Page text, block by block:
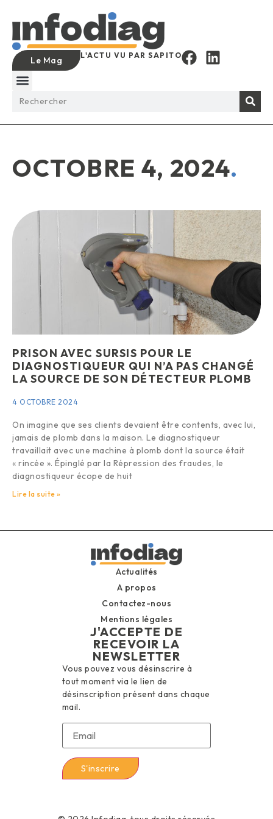
Le Mag L'ACTU VU PAR SAPITO
OCTOBRE 4, 2024.
PRISON AVEC SURSIS POUR LE
DIAGNOSTIQUEUR QUI N’A PAS CHANGÉ
LA SOURCE DE SON DÉTECTEUR PLOMB
4 OCTOBRE 2024
On imagine que ses clients devaient être contents, avec lui,
jamais de plomb dans la maison. Le diagnostiqueur
travaillait avec une machine à plomb dont la source était
« rincée ». Épinglé par la Répression des fraudes, le
diagnostiqueur écope de huit
Lire la suite »
Actualités
A propos
Contactez-nous
Mentions légales
J'ACCEPTE DE
RECEVOIR LA
NEWSLETTER
Vous pouvez vous désinscrire à
tout moment via le lien de
désinscription présent dans chaque
mail.